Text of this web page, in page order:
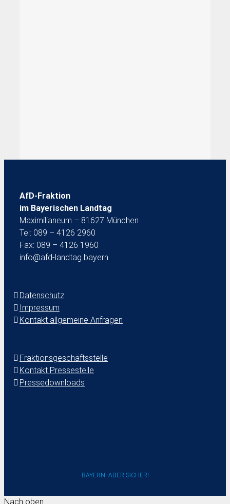
AfD-Fraktion
im Bayerischen Landtag
Maximilianeum – 81627 München
Tel: 089 – 4126 2960
Fax: 089 – 4126 1960
info@afd-landtag.bayern
Datenschutz
Impressum
Kontakt allgemeine Anfragen
Fraktionsgeschäftsstelle
Kontakt Pressestelle
Pressedownloads
BAYERN. ABER SICHER!
Nach oben